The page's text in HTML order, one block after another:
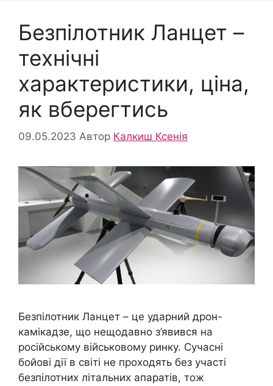
Безпілотник Ланцет –
технічні
характеристики, ціна,
як вберегтись
09.05.2023 Автор Калкиш Ксенія
Безпілотник Ланцет – це ударний дрон-
камікадзе, що нещодавно з’явився на
російському військовому ринку. Сучасні
бойові дії в світі не проходять без участі
безпілотних літальних апаратів, тож